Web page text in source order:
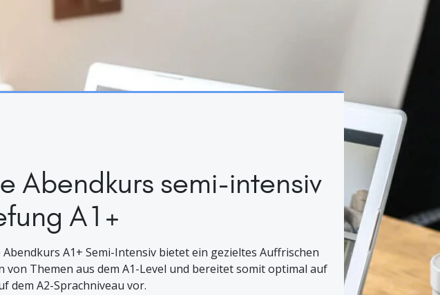
Abendkurs semi-intensiv
A1+
A1+ Semi-Intensiv bietet ein gezieltes Auffrischen
von Themen aus dem A1-Level und bereitet somit optimal auf
dem A2-Sprachniveau vor.